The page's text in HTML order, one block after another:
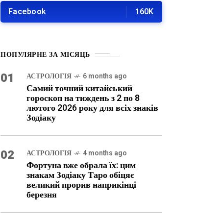
Facebook 160K
ПОПУЛЯРНЕ ЗА МІСЯЦЬ
01 АСТРОЛОГІЯ 6 months ago
Самий точний китайський
гороскоп на тиждень з 2 по 8
лютого 2026 року для всіх знаків
Зодіаку
02 АСТРОЛОГІЯ 4 months ago
Фортуна вже обрала їх: цим
знакам Зодіаку Таро обіцяє
великий прорив наприкінці
березня